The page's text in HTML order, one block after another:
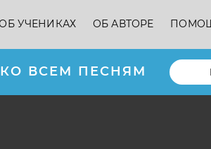
УЧЕНИКАХ ОБ АВТОРЕ
ВСЕМ ПЕСНЯМ